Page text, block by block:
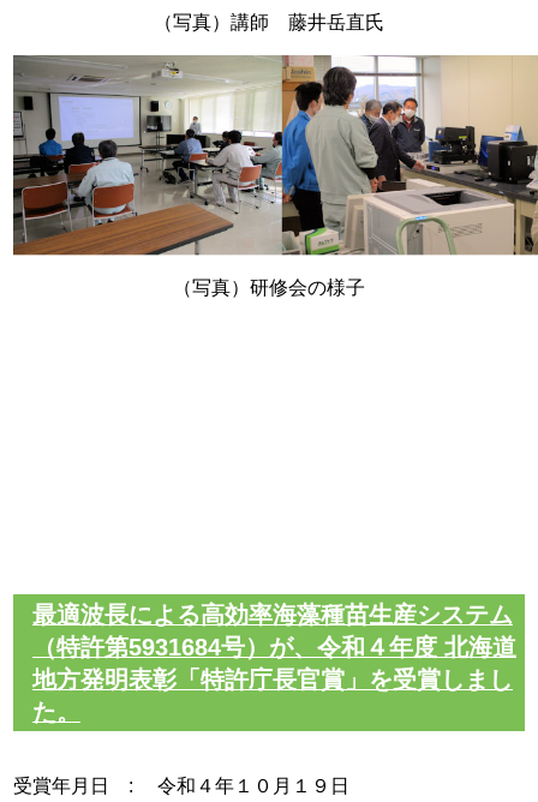
（写真）講師 藤井岳直氏
（写真）研修会の様子
最適波長による高効率海藻種苗生産システム
（特許第5931684号）が、令和４年度 北海道
地方発明表彰「特許庁長官賞」を受賞しまし
た。
受賞年月日 : 令和４年１０月１９日